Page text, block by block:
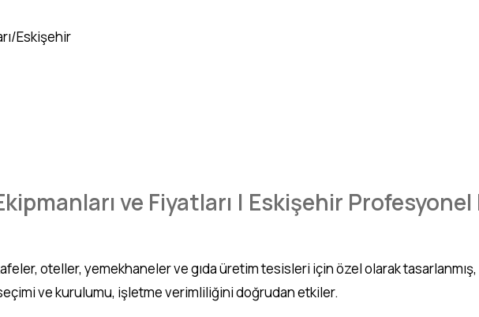
Eskişehir
ve Fiyatları | Eskişehir
oteller, yemekhaneler ve gıda üretim tesisleri için özel olarak
ve kurulumu, işletme verimliliğini doğrudan etkiler.